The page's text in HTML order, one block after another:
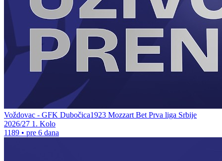
Voždovac - GFK Dubočica1923 Mozzart Bet Prva liga Srbije
2026/27 1. Kolo
1189 • pre 6 dana